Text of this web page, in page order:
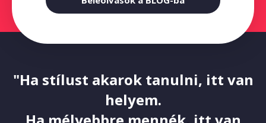
"Ha stílust akarok tanulni, itt van
helyem.